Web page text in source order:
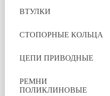
ВТУЛКИ
СТОПОРНЫЕ КОЛЬЦА
ЦЕПИ ПРИВОДНЫЕ
РЕМНИ
ПОЛИКЛИНОВЫЕ